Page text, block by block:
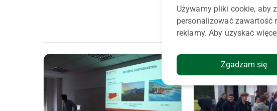
WRiE SGGW
spółką Jagrol
Używamy pliki cookie, aby
personalizować zawartość
reklamy. Aby uzyskać
Zgadzam się